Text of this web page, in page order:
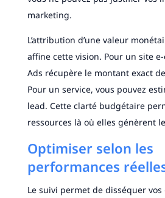
marketing.
L’attribution d’une valeur
affine cette vision. Pour un site
Ads récupère le montant exact
Pour un service, vous pouvez
lead. Cette clarté budgétaire
ressources là où elles génèrent
Optimiser selon les
performances
Le suivi permet de disséquer vos